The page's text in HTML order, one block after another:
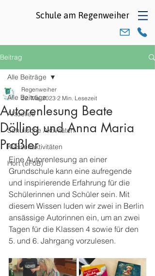
Schule am Regenweiher
Beitrag
Alle Beiträge
Aktuelles
Schulische Aktivitäten
Klassenaktivitäten
Hort (eFöB)
Alle Beiträge
Autorenlesung Beate
Dölling und Anna Maria
Praßler
Regenweiher
22. Mai 2023 2 Min. Lesezeit
Eine Autorenlesung an einer
Grundschule kann eine aufregende
und inspirierende Erfahrung für die
Schülerinnen und Schüler sein. Mit
diesem Wissen luden wir zwei in Berlin
ansässige Autorinnen ein, um an zwei
Tagen für die Klassen 4 sowie für den
5. und 6. Jahrgang vorzulesen.